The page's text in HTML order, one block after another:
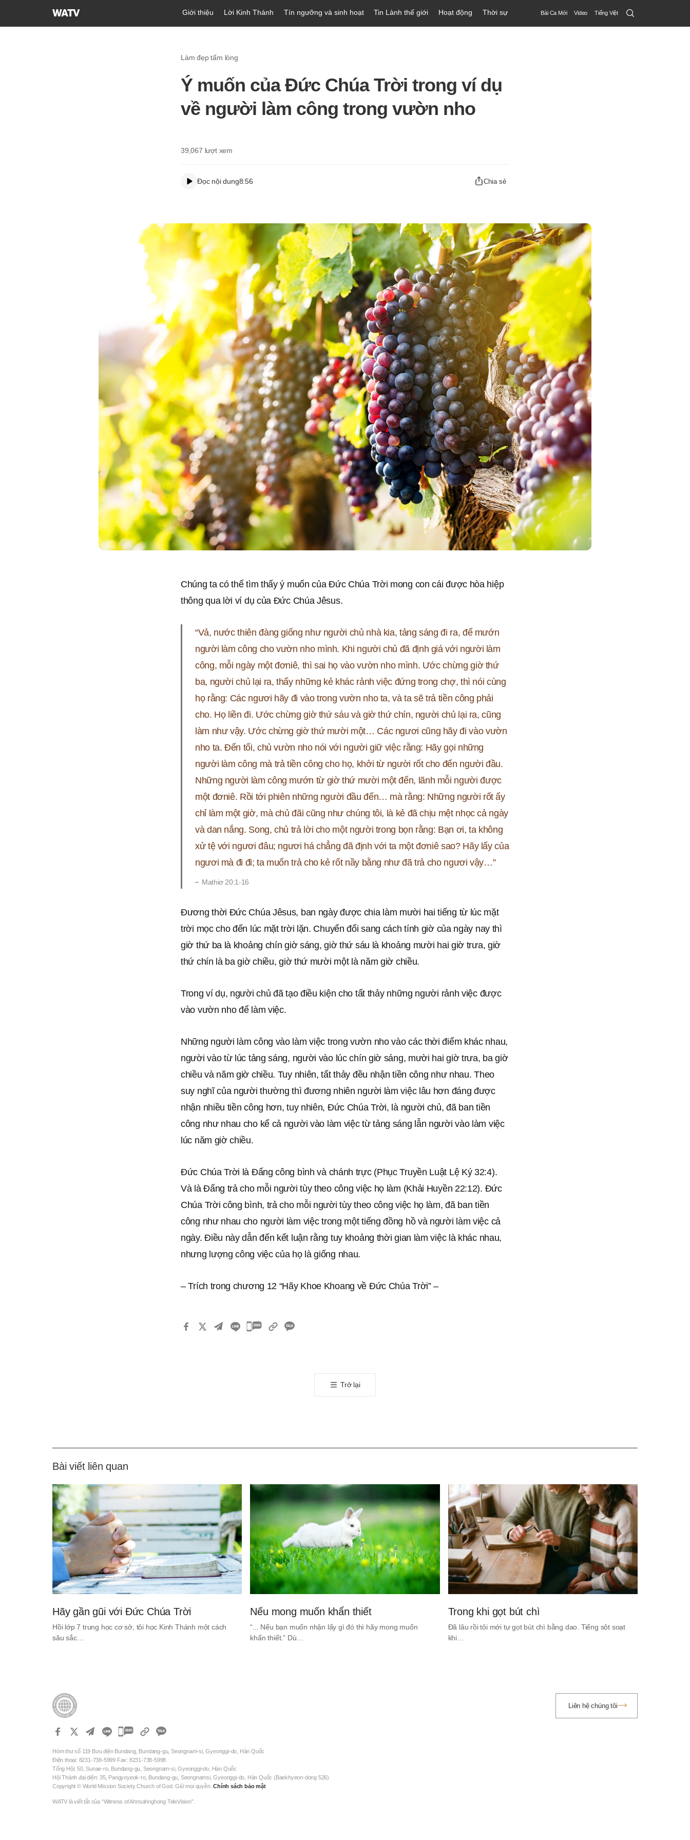
Hội
Giới thiệu Lời Kinh Thánh Tín ngưỡng và sinh hoạt Tin Lành thế giới Hoạt động Thời sự Bài Ca Mới Video Tiếng Việt Search
Submit
Làm đẹp tấm lòng
Ý muốn của Ðức Chúa Trời trong ví dụ
về người làm công trong vườn nho
39,067 lượt xem
Đọc nội dung8:56 Chia sẻ
Chúng ta có thể tìm thấy ý muốn của Ðức Chúa Trời mong con cái được hòa hiệp
thông qua lời ví dụ của Ðức Chúa Jêsus.
“Vả, nước thiên đàng giống như người chủ nhà kia, tảng sáng đi ra, để mướn
người làm công cho vườn nho mình. Khi người chủ đã định giá với người làm
công, mỗi ngày một đơniê, thì sai họ vào vườn nho mình. Ước chừng giờ thứ
ba, người chủ lại ra, thấy những kẻ khác rảnh việc đứng trong chợ, thì nói cùng
họ rằng: Các ngươi hãy đi vào trong vườn nho ta, và ta sẽ trả tiền công phải
cho. Họ liền đi. Ước chừng giờ thứ sáu và giờ thứ chín, người chủ lại ra, cũng
làm như vậy. Ước chừng giờ thứ mười một… Các ngươi cũng hãy đi vào vườn
nho ta. Ðến tối, chủ vườn nho nói với người giữ việc rằng: Hãy gọi những
người làm công mà trả tiền công cho họ, khởi từ người rốt cho đến người đầu.
Những người làm công mướn từ giờ thứ mười một đến, lãnh mỗi người được
một đơniê. Rồi tới phiên những người đầu đến… mà rằng: Những người rốt ấy
chỉ làm một giờ, mà chủ đãi cũng như chúng tôi, là kẻ đã chịu mệt nhọc cả ngày
và dan nắng. Song, chủ trả lời cho một người trong bọn rằng: Bạn ơi, ta không
xử tệ với ngươi đâu; ngươi há chẳng đã định với ta một đơniê sao? Hãy lấy của
ngươi mà đi đi; ta muốn trả cho kẻ rốt nầy bằng như đã trả cho ngươi vậy…”
Mathiơ 20:1-16
Ðương thời Ðức Chúa Jêsus, ban ngày được chia làm mười hai tiếng từ lúc mặt
trời mọc cho đến lúc mặt trời lặn. Chuyển đổi sang cách tính giờ của ngày nay thì
giờ thứ ba là khoảng chín giờ sáng, giờ thứ sáu là khoảng mười hai giờ trưa, giờ
thứ chín là ba giờ chiều, giờ thứ mười một là năm giờ chiều.
Trong ví dụ, người chủ đã tạo điều kiện cho tất thảy những người rảnh việc được
vào vườn nho để làm việc.
Những người làm công vào làm việc trong vườn nho vào các thời điểm khác nhau,
người vào từ lúc tảng sáng, người vào lúc chín giờ sáng, mười hai giờ trưa, ba giờ
chiều và năm giờ chiều. Tuy nhiên, tất thảy đều nhận tiền công như nhau. Theo
suy nghĩ của người thường thì đương nhiên người làm việc lâu hơn đáng được
nhận nhiều tiền công hơn, tuy nhiên, Ðức Chúa Trời, là người chủ, đã ban tiền
công như nhau cho kể cả người vào làm việc từ tảng sáng lẫn người vào làm việc
lúc năm giờ chiều.
Ðức Chúa Trời là Ðấng công bình và chánh trực (Phục Truyền Luật Lệ Ký 32:4).
Và là Ðấng trả cho mỗi người tùy theo công việc họ làm (Khải Huyền 22:12). Ðức
Chúa Trời công bình, trả cho mỗi người tùy theo công việc họ làm, đã ban tiền
công như nhau cho người làm việc trong một tiếng đồng hồ và người làm việc cả
ngày. Ðiều này dẫn đến kết luận rằng tuy khoảng thời gian làm việc là khác nhau,
nhưng lượng công việc của họ là giống nhau.
– Trích trong chương 12 “Hãy Khoe Khoang về Ðức Chúa Trời” –
카
Trở lại
Bài viết liên quan
Hãy gần gũi với Đức Chúa Trời
Hồi lớp 7 trung học cơ sở, tôi học Kinh Thánh một cách
sâu sắc…
Nếu mong muốn khẩn thiết
“... Nếu bạn muốn nhận lấy gì đó thì hãy mong muốn
khẩn thiết.” Dù…
Trong khi gọt bút chì
Đã lâu rồi tôi mới tự gọt bút chì bằng dao. Tiếng sột soạt
khi…
카
오
톡
공
하
Hòm thư số 119 Bưu điện Bundang, Bundang-gu, Seongnam-si, Gyeonggi-do, Hàn Quốc
Điện thoại: 8231-738-5999 Fax: 8231-738-5998
Tổng Hội: 50, Sunae-ro, Bundang-gu, Seongnam-si, Gyeonggi-do, Hàn Quốc
Hội Thánh đại diện: 35, Pangyoyeok-ro, Bundang-gu, Seongnamsi, Gyeonggi-do, Hàn Quốc (Baekhyeon-dong 526)
Copyright © World Mission Society Church of God. Giữ mọi quyền.Chính sách bảo mật
WATV là viết tắt của “Witness of Ahnsahnghong TeleVision”.
Liên hệ chúng tôi